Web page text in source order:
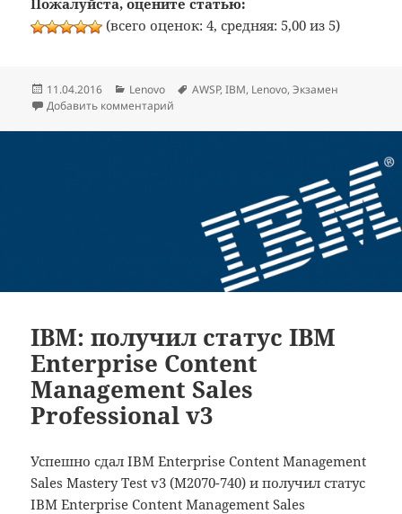
(всего оценок: 4, средняя: 5,00 из 5)
Опубликовано
11.04.2016 Рубрики
Lenovo Метки
AWSP,IBM, Lenovo,Экзамен
Добавить комментарий
IBM: получил статус IBM
Enterprise Content
Management Sales
Professional v3
Успешно сдал IBM Enterprise Content Management
Sales Mastery Test v3 (M2070-740) и получил статус
IBM Enterprise Content Management Sales